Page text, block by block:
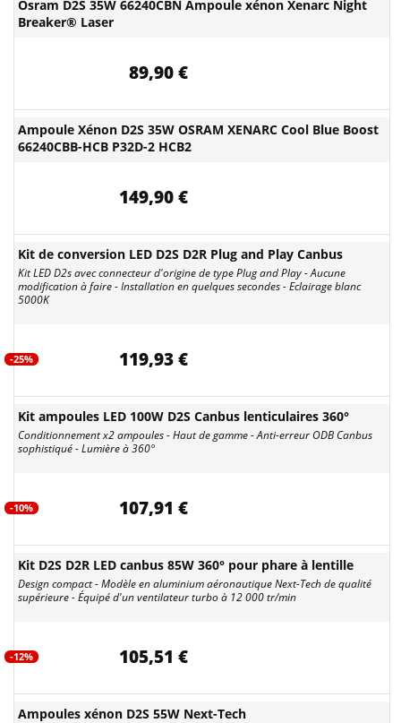
Osram D2S 35W 66240CBN Ampoule xénon Xenarc Night
Breaker® Laser
89,90 €
Ampoule Xénon D2S 35W OSRAM XENARC Cool Blue Boost
66240CBB-HCB P32D-2 HCB2
149,90 €
Kit de conversion LED D2S D2R Plug and Play Canbus
Kit LED D2s avec connecteur d'origine de type Plug and Play - Aucune
modification à faire - Installation en quelques secondes - Eclairage blanc
5000K
-25% 119,93 €
Kit ampoules LED 100W D2S Canbus lenticulaires 360°
Conditionnement x2 ampoules - Haut de gamme - Anti-erreur ODB Canbus
sophistiqué - Lumière à 360°
-10% 107,91 €
Kit D2S D2R LED canbus 85W 360° pour phare à lentille
Design compact - Modèle en aluminium aéronautique Next-Tech de qualité
supérieure - Équipé d'un ventilateur turbo à 12 000 tr/min
-12% 105,51 €
Ampoules xénon D2S 55W Next-Tech